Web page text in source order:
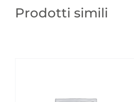
Prodotti simili